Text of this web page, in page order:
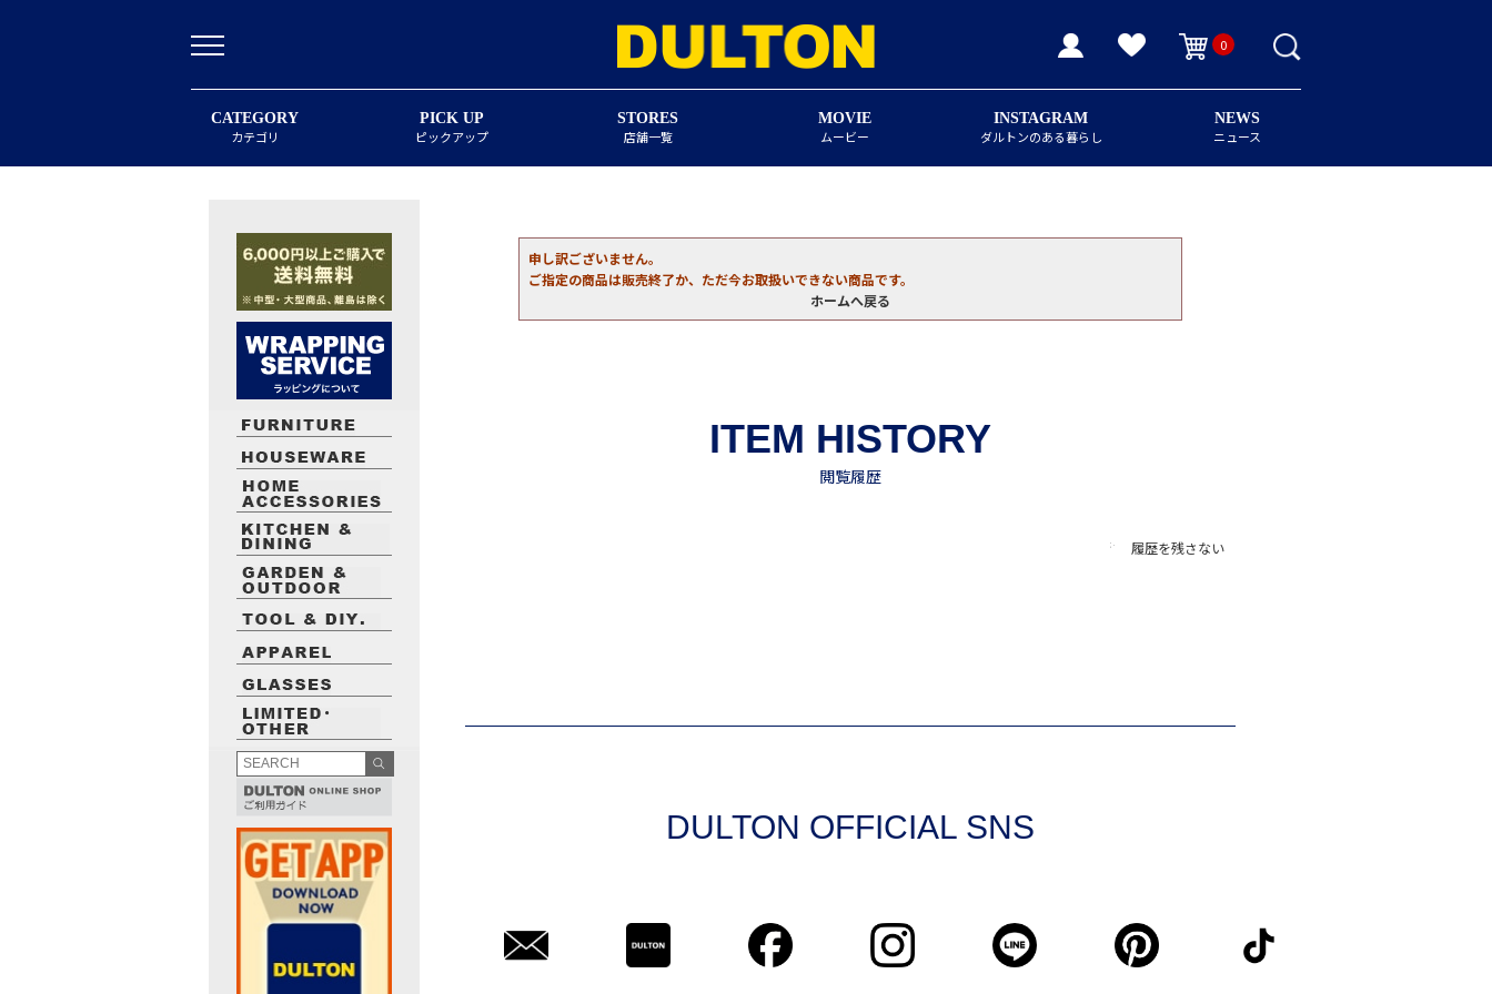
0
CATEGORY
カテゴリ
PICK UP
ピックアップ
STORES
店舗一覧
MOVIE
ムービー
INSTAGRAM
ダルトンのある暮らし
NEWS
ニュース
申し訳ございません。
ご指定の商品は販売終了か、ただ今お取扱いできない商品です。
ホームへ戻る
履歴を残さない
DULTON OFFICIAL SNS